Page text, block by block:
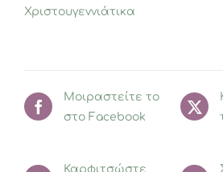
Χριστουγεννιάτικα
Μοιραστείτε το
στο Facebook
Καρφιτσώστε